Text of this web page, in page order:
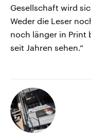
Gesellschaft wird
Weder die Leser
noch länger in Print
seit Jahren sehen.“